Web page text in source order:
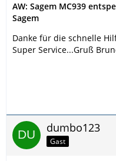
AW: Sagem MC939
Sagem
Danke für die schnelle
Super Service...Gruß
dumbo123
Gast